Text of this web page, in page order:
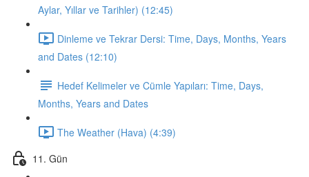
Aylar, Yıllar ve Tarihler) (12:45)
Dinleme ve Tekrar Dersi: Time, Days, Months, Years
and Dates (12:10)
Hedef Kelimeler ve Cümle Yapıları: Time, Days,
Months, Years and Dates
The Weather (Hava) (4:39)
11. Gün